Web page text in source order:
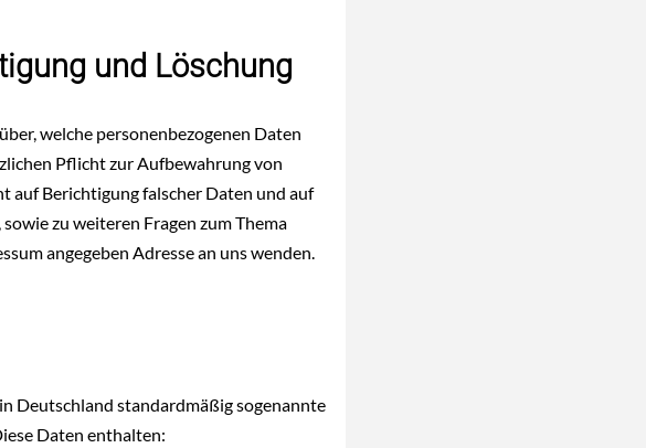
und Löschung
welche personenbezogenen Daten
Pflicht zur Aufbewahrung von
auf Berichtigung falscher Daten und auf
zu weiteren Fragen zum Thema
angegeben Adresse an uns wenden.
Deutschland standardmäßig sogenannte
Daten enthalten: